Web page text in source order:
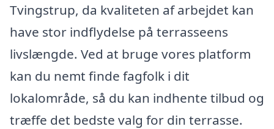
Tvingstrup, da kvaliteten af arbejdet kan
have stor indflydelse på terrasseens
livslængde. Ved at bruge vores platform
kan du nemt finde fagfolk i dit
lokalområde, så du kan indhente tilbud og
træffe det bedste valg for din terrasse.